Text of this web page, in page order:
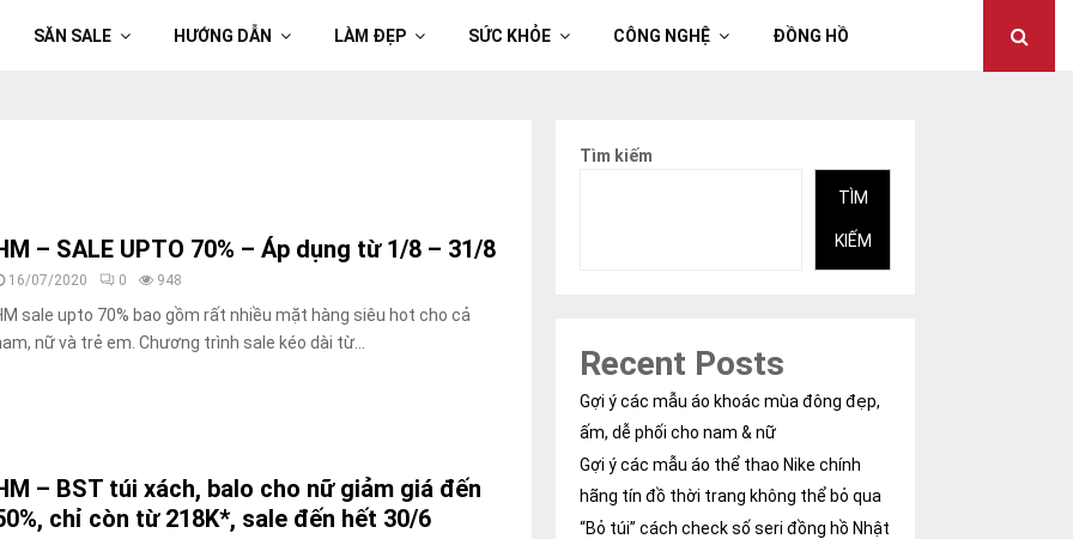
SĂN SALE HƯỚNG DẪN LÀM ĐẸP SỨC KHỎE CÔNG NGHỆ ĐỒNG HỒ
– SALE UPTO 70% – Áp dụng từ 1/8 – 31/8
16/07/2020 0 948
sale upto 70% bao gồm rất nhiều mặt hàng siêu hot cho cả
nữ và trẻ em. Chương trình sale kéo dài từ...
– BST túi xách, balo cho nữ giảm giá đến
chỉ còn từ 218K*, sale đến hết 30/6
Tìm kiếm
TÌM
KIẾM
Recent Posts
Gợi ý các mẫu áo khoác mùa đông đẹp,
ấm, dễ phối cho nam & nữ
Gợi ý các mẫu áo thể thao Nike chính
hãng tín đồ thời trang không thể bỏ qua
“Bỏ túi” cách check số seri đồng hồ Nhật